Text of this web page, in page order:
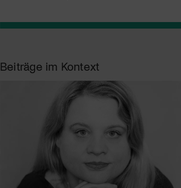
Beiträge im Kontext